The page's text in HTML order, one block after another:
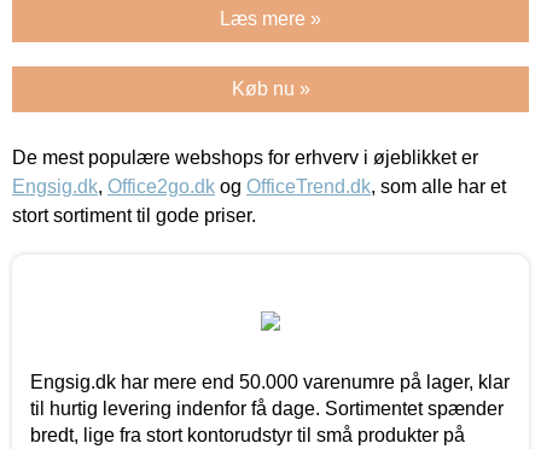
Læs mere »
Køb nu »
De mest populære webshops for erhverv i øjeblikket er
Engsig.dk, Office2go.dk og OfficeTrend.dk, som alle har et
stort sortiment til gode priser.
Engsig.dk har mere end 50.000 varenumre på lager, klar
til hurtig levering indenfor få dage. Sortimentet spænder
bredt, lige fra stort kontorudstyr til små produkter på